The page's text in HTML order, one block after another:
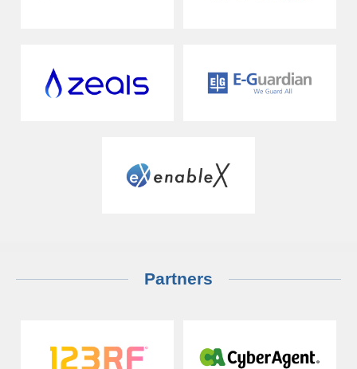
Partners